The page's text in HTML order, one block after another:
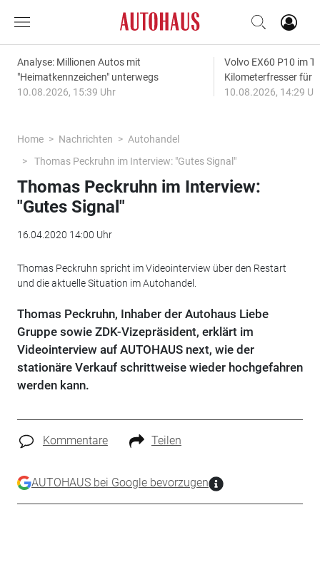
Analyse: Millionen Autos mit
"Heimatkennzeichen" unterwegs
10.08.2026, 15:39 Uhr
Volvo EX60 P10 im
Kilometerfresser für
10.08.2026, 14:29
Home Nachrichten
Autohandel
Thomas Peckruhn im Interview: "Gutes Signal"
Thomas Peckruhn im Interview:
"Gutes Signal"
16.04.2020 14:00 Uhr
Thomas Peckruhn spricht im Videointerview über den Restart
und die aktuelle Situation im Autohandel.
Thomas Peckruhn, Inhaber der Autohaus Liebe
Gruppe sowie ZDK-Vizepräsident, erklärt im
Videointerview auf AUTOHAUS next, wie der
stationäre Verkauf schrittweise wieder hochgefahren
werden kann.
Kommentare Teilen
AUTOHAUS bei Google bevorzugen